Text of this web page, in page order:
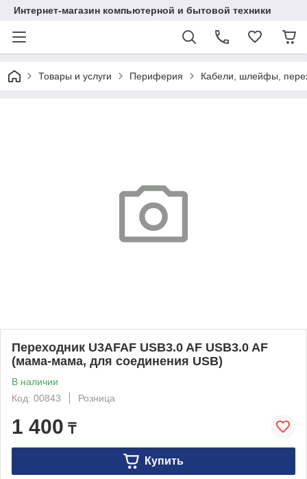
Интернет-магазин компьютерной и бытовой техники
Товары и услуги Периферия Кабели, шлейфы,
Переходник U3AFAF USB3.0 AF USB3.0 AF
(мама-мама, для соединения USB)
В наличии
Код: 00843
Розница
1 400 ₸
Купить